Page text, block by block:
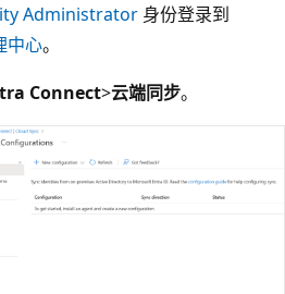
Administrator 身份登录到
中心。
Connect>云端同步。